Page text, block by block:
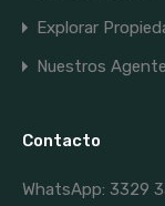
Explorar
Nuestros
Contacto
WhatsApp: 3329